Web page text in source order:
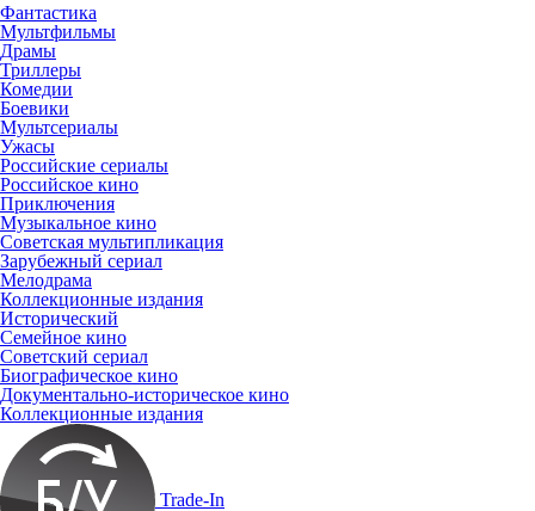
Фантастика
Мультфильмы
Драмы
Триллеры
Комедии
Боевики
Мультсериалы
Ужасы
Российские сериалы
Российское кино
Приключения
Музыкальное кино
Советская мультипликация
Зарубежный сериал
Мелодрама
Коллекционные издания
Исторический
Семейное кино
Советский сериал
Биографическое кино
Документально-историческое кино
Коллекционные издания
Trade-In